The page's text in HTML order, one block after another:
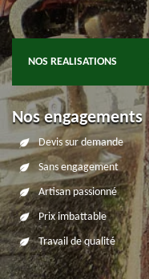
NOS REALISATIONS
Nos engagements
Devis sur demande
Sans engagement
Artisan passionné
Prix imbattable
Travail de qualité